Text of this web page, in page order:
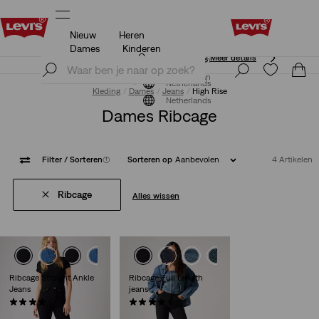
Unidays: Studenten krijgen 20% korting
Meld je nu aan
Netherlands
Nieuw
Heren
Dames
Kinderen
Unidays: Studenten krijgen 20% kortingMeer details
Meld je nu aan
Netherlands
Kleding Dames Jeans High Rise
Dames Ribcage
Filter / Sorteren(1) Sorteren op Aanbevolen 4 Artikelen
Ribcage Alles wissen
Ribcage Straight Ankle
Jeans
(1393)
€ 129,95
Ribcage Full Length
jeans
(536)
€ 129,95